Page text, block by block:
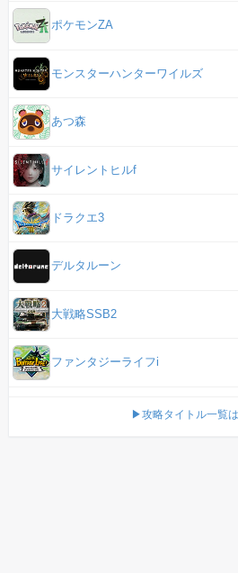
ポケモンZA
モンスターハンターワイルズ
あつ森
サイレントヒルf
ドラクエ3
デルタルーン
大戦略SSB2
ファンタジーライフi
▶攻略タイトル一覧